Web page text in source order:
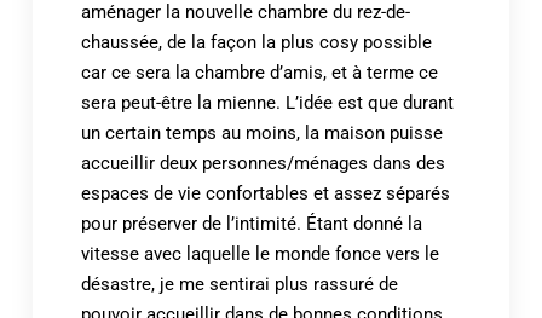
aménager la nouvelle chambre du rez-de-
chaussée, de la façon la plus cosy possible
car ce sera la chambre d’amis, et à terme ce
sera peut-être la mienne. L’idée est que durant
un certain temps au moins, la maison puisse
accueillir deux personnes/ménages dans des
espaces de vie confortables et assez séparés
pour préserver de l’intimité. Étant donné la
vitesse avec laquelle le monde fonce vers le
désastre, je me sentirai plus rassuré de